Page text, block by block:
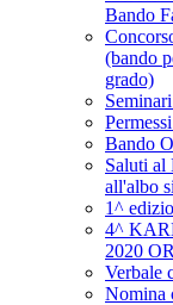
Bando
(bando
grado)
Bando
Saluti al
all'albo
1^
4^
2020
Verbale
Nomina